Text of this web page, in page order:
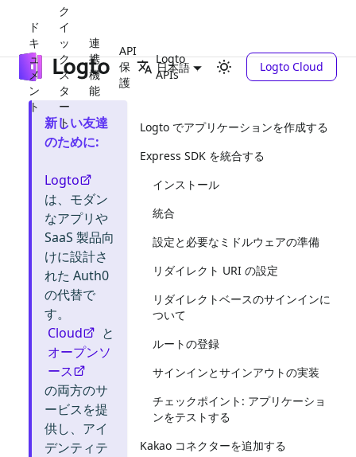
ド
キ
ュ
メ
ン
ト
ク
イ
ッ
ク
ス
タ
ー
ト
連
携
機
能
API
保
護
Logto
APIs
日本語 Logto Cloud
新しい友達
のために:
Logto
は、モダン
なアプリや
SaaS 製品向
けに設計さ
れた Auth0
の代替で
す。
Cloud
と
オープンソ
ース
の両方のサ
ービスを提
供し、アイ
デンティテ
Logto でアプリケーションを作成する
Express SDK を統合する
インストール
統合
設定と必要なミドルウェアの準備
リダイレクト URI の設定
リダイレクトベースのサインインに
ついて
ルートの登録
サインインとサインアウトの実装
チェックポイント: アプリケーショ
ンをテストする
Kakao コネクターを追加する